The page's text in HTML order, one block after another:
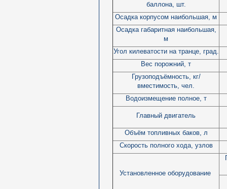
баллона, шт.
Осадка корпусом наибольшая, м
Осадка габаритная наибольшая,
м
Угол килеватости на транце, град.
Вес порожний, т
Грузоподъёмность, кг/
вместимость, чел.
Водоизмещение полное, т
Главный двигатель
Объём топливных баков, л
Скорость полного хода, узлов
Установленное оборудование